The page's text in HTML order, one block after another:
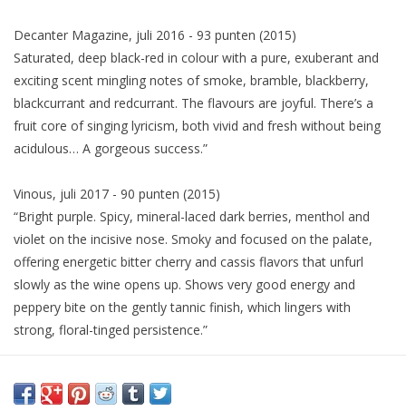
Decanter Magazine, juli 2016 - 93 punten (2015)
Saturated, deep black-red in colour with a pure, exuberant and
exciting scent mingling notes of smoke, bramble, blackberry,
blackcurrant and redcurrant. The flavours are joyful. There’s a
fruit core of singing lyricism, both vivid and fresh without being
acidulous… A gorgeous success.”
Vinous, juli 2017 - 90 punten (2015)
“Bright purple. Spicy, mineral-laced dark berries, menthol and
violet on the incisive nose. Smoky and focused on the palate,
offering energetic bitter cherry and cassis flavors that unfurl
slowly as the wine opens up. Shows very good energy and
peppery bite on the gently tannic finish, which lingers with
strong, floral-tinged persistence.”